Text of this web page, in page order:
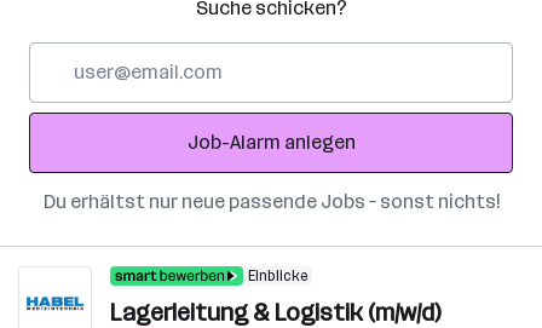
Suche schicken?
Adresse
Job-Alarm anlegen
Du erhältst nur neue passende Jobs – sonst nichts!
Einblicke
Lagerleitung & Logistik (m/w/d)